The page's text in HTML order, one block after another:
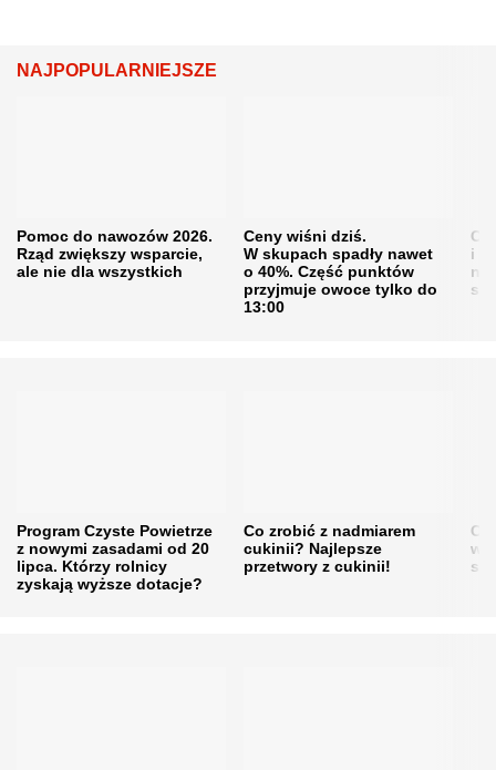
NAJPOPULARNIEJSZE
Pomoc do nawozów 2026.
Rząd zwiększy wsparcie,
ale nie dla wszystkich
Ceny wiśni dziś.
W skupach spadły nawet
o 40%. Część punktów
przyjmuje owoce tylko do
13:00
i
Program Czyste Powietrze
z nowymi zasadami od 20
lipca. Którzy rolnicy
zyskają wyższe dotacje?
Co zrobić z nadmiarem
cukinii? Najlepsze
przetwory z cukinii!
w